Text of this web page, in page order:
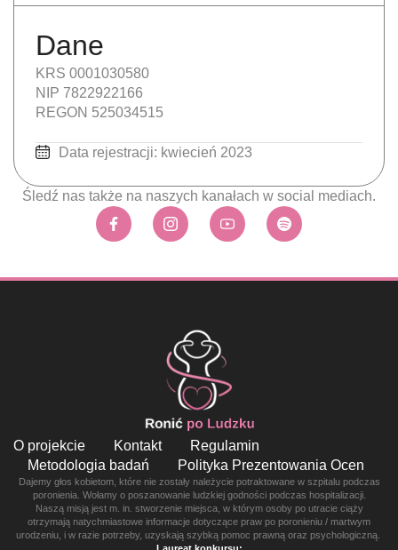
Dane
KRS 0001030580
NIP 7822922166
REGON 525034515
Data rejestracji: kwiecień 2023
Śledź nas także na naszych kanałach w social mediach.
O projekcie Kontakt
Regulamin
Metodologia badań
Polityka Prezentowania Ocen
Dajemy głos kobietom, które nie zostały należycie potraktowane w szpitalu podczas
poronienia. Wołamy o poszanowanie ludzkiej godności podczas hospitalizacji.
Naszą misją jest m. in. stworzenie miejsca, w którym osoby po utracie ciąży
otrzymają natychmiastowe informacje dotyczące praw po poronieniu / martwym
urodzeniu, i w razie potrzeby, uzyskają szybką pomoc prawną oraz psychologiczną.